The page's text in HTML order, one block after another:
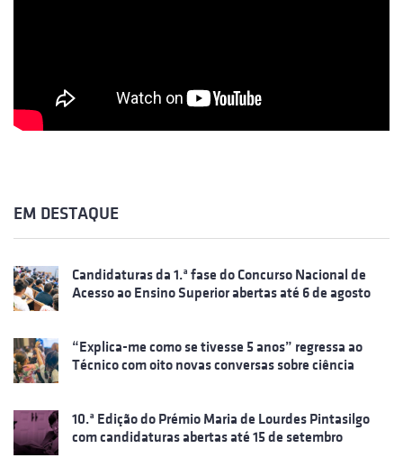
EM DESTAQUE
Candidaturas da 1.ª fase do Concurso Nacional de
Acesso ao Ensino Superior abertas até 6 de agosto
“Explica-me como se tivesse 5 anos” regressa ao
Técnico com oito novas conversas sobre ciência
10.ª Edição do Prémio Maria de Lourdes Pintasilgo
com candidaturas abertas até 15 de setembro